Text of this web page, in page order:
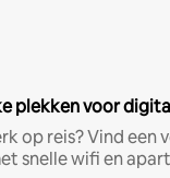
plekken voor
op reis? Vind een
snelle wifi en